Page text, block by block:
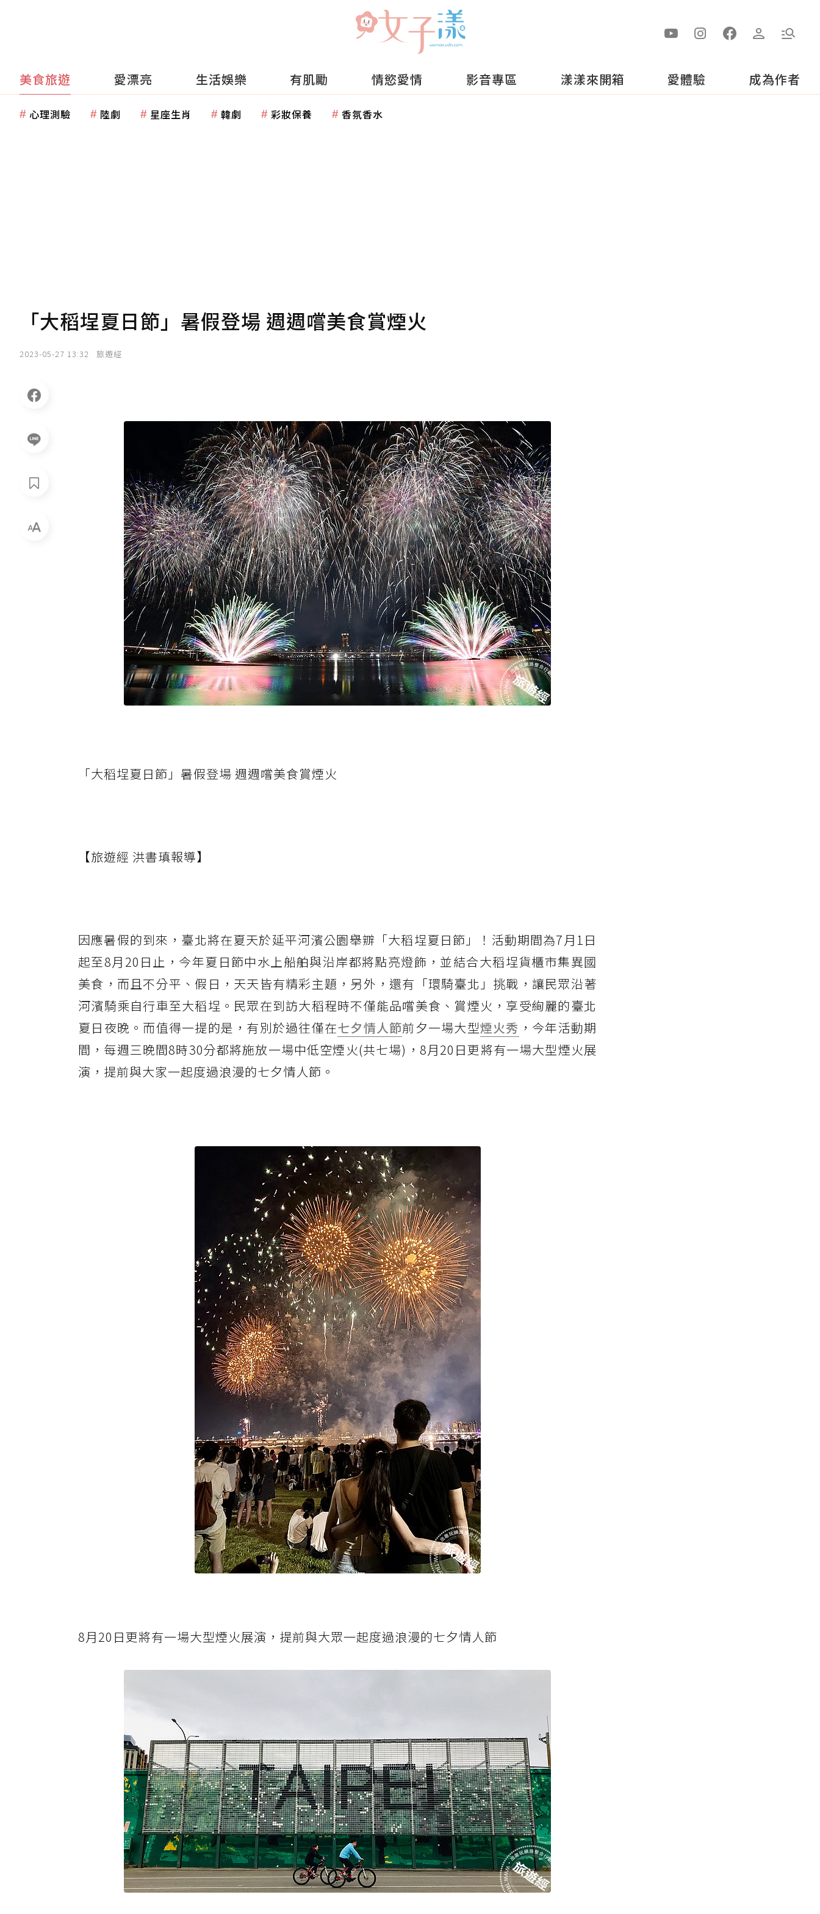
美食旅遊 愛漂亮 生活娛樂 有肌勵 情慾愛情 影音專區 漾漾來開箱 愛體驗 成為作者
心理測驗 陸劇 星座生肖 韓劇 彩妝保養 香氛香水
「大稻埕夏日節」暑假登場 週週嚐美食賞煙火
2023-05-27 13:32 旅遊經
「大稻埕夏日節」暑假登場 週週嚐美食賞煙火
【旅遊經 洪書瑱報導】
因應暑假的到來，臺北將在夏天於延平河濱公園舉辧「大稻埕夏日節」！活動期間為7月1日
起至8月20日止，今年夏日節中水上船舶與沿岸都將點亮燈飾，並結合大稻埕貨櫃市集異國
美食，而且不分平、假日，天天皆有精彩主題，另外，還有「環騎臺北」挑戰，讓民眾沿著
河濱騎乘自行車至大稻埕。民眾在到訪大稻程時不僅能品嚐美食、賞煙火，享受絢麗的臺北
夏日夜晚。而值得一提的是，有別於過往僅在七夕情人節前夕一場大型煙火秀 ，今年活動期
間，每週三晚間8時30分都將施放一場中低空煙火(共七場)，8月20日更將有一場大型煙火展
演，提前與大家一起度過浪漫的七夕情人節。
8月20日更將有一場大型煙火展演，提前與大眾一起度過浪漫的七夕情人節